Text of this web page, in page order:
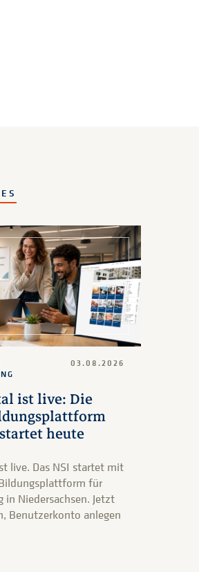
ist live: Die
heute
03.08.2026
live. Das NSI startet mit
für
in Niedersachsen. Jetzt
Benutzerkonto anlegen